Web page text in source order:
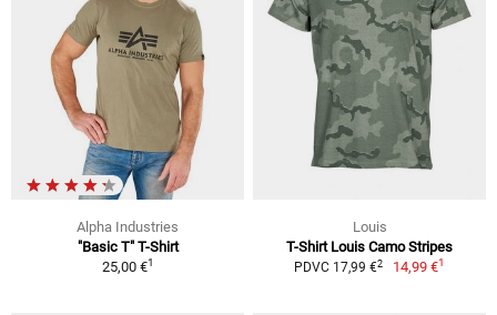
Alpha Industries
"Basic T" T-Shirt
25,00 €1
Louis
T-Shirt Louis Camo Stripes
PDVC 17,99 €2 14,99 €1